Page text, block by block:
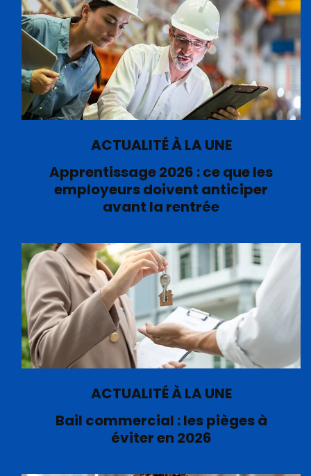
ACTUALITÉ À LA UNE
Apprentissage 2026 : ce que les
employeurs doivent anticiper
avant la rentrée
ACTUALITÉ À LA UNE
Bail commercial : les pièges à
éviter en 2026